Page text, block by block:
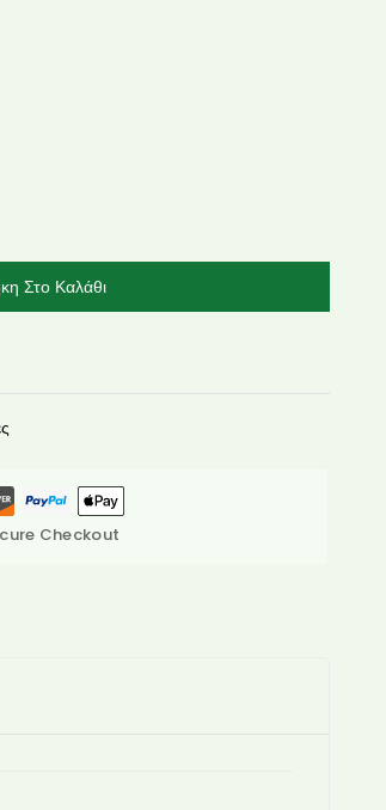
Στο Καλάθι
Checkout